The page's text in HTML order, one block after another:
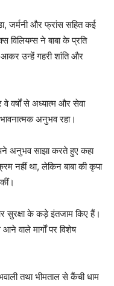
जर्मनी और फ्रांस सहित कई
ने बाबा के प्रति
आकर उन्हें गहरी शांति और
वे वर्षों से अध्यात्म और सेवा
अनुभव रहा।
अनुभव साझा करते हुए कहा
नहीं था, लेकिन बाबा की कृपा
सुरक्षा के कड़े इंतजाम किए हैं।
वाले मार्गों पर विशेष
तथा भीमताल से कैंची धाम